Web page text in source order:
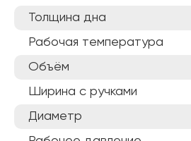
Толщина дна
Рабочая температура
Объём
Ширина с ручками
Диаметр